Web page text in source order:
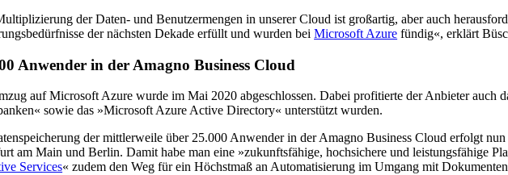
der Daten- und Benutzermengen in unserer Cloud ist großartig, aber auch
der nächsten Dekade erfüllt und wurden beiMicrosoft Azure fündig«, erklärt
Anwender in der Amagno Business Cloud
auf Microsoft Azure wurde im Mai 2020 abgeschlossen. Dabei profitierte der Anbieter
sowie das »Microsoft Azure Active Directory« unterstützt wurden.
der mittlerweile über 25.000 Anwender in der Amagno Business Cloud erfolgt
am Main und Berlin. Damit habe man eine »zukunftsfähige, hochsichere und leistungsfähige
Services« zudem den Weg für ein Höchstmaß an Automatisierung im Umgang mit